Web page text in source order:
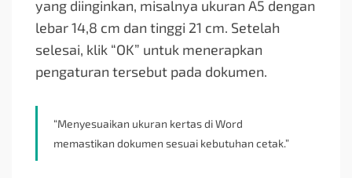
yang diinginkan, misalnya ukuran A5 dengan
lebar 14,8 cm dan tinggi 21 cm. Setelah
selesai, klik “OK” untuk menerapkan
pengaturan tersebut pada dokumen.
“Menyesuaikan ukuran kertas di Word
memastikan dokumen sesuai kebutuhan cetak.”